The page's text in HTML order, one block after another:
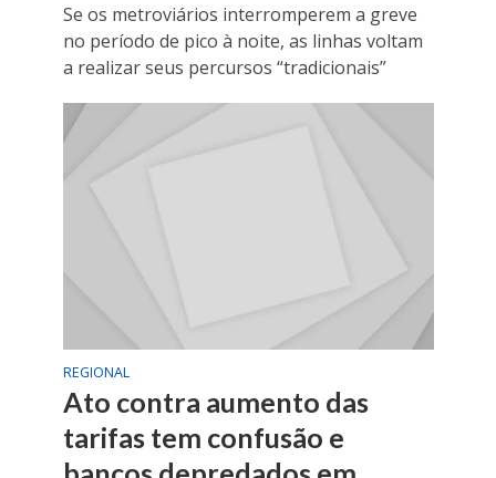
Se os metroviários interromperem a greve
no período de pico à noite, as linhas voltam
a realizar seus percursos “tradicionais”
REGIONAL
Ato contra aumento das
tarifas tem confusão e